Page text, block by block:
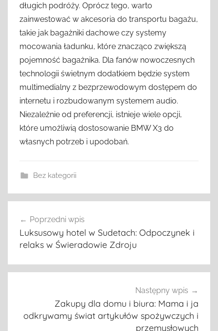
długich podróży. Oprócz tego, warto
zainwestować w akcesoria do transportu bagażu,
takie jak bagażniki dachowe czy systemy
mocowania ładunku, które znacząco zwiększą
pojemność bagażnika. Dla fanów nowoczesnych
technologii świetnym dodatkiem będzie system
multimedialny z bezprzewodowym dostępem do
internetu i rozbudowanym systemem audio.
Niezależnie od preferencji, istnieje wiele opcji,
które umożliwią dostosowanie BMW X3 do
własnych potrzeb i upodobań.
Bez kategorii
wpisu
Poprzedni wpis
Luksusowy hotel w Sudetach: Odpoczynek i
relaks w Świeradowie Zdroju
Następny wpis
Zakupy dla domu i biura: Mama i ja
odkrywamy świat artykułów spożywczych i
przemysłowych